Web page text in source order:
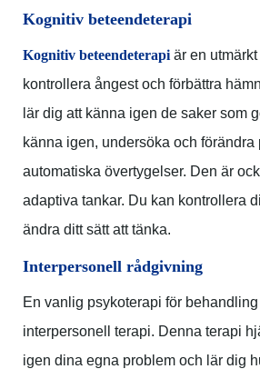
Kognitiv beteendeterapi
Kognitiv beteendeterapi är en
kontrollera ångest och förbättra
lär dig att känna igen de saker som
känna igen, undersöka och förändra
automatiska övertygelser. Den är
adaptiva tankar. Du kan kontrollera
ändra ditt sätt att tänka.
Interpersonell rådgivning
En vanlig psykoterapi för
interpersonell terapi. Denna terapi
igen dina egna problem och lär dig